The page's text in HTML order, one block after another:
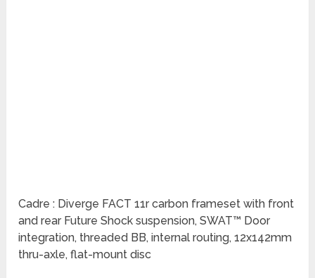
Cadre : Diverge FACT 11r carbon frameset with front
and rear Future Shock suspension, SWAT™ Door
integration, threaded BB, internal routing, 12x142mm
thru-axle, flat-mount disc